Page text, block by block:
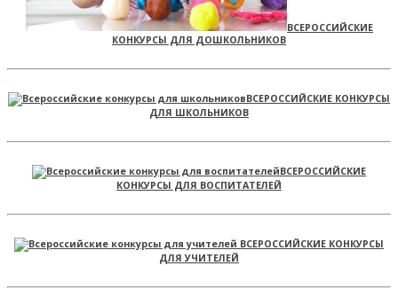
ВСЕРОССИЙСКИЕ
КОНКУРСЫ ДЛЯ ДОШКОЛЬНИКОВ
ВСЕРОССИЙСКИЕ КОНКУРСЫ
ДЛЯ ШКОЛЬНИКОВ
ВСЕРОССИЙСКИЕ
КОНКУРСЫ ДЛЯ ВОСПИТАТЕЛЕЙ
ВСЕРОССИЙСКИЕ КОНКУРСЫ
ДЛЯ УЧИТЕЛЕЙ